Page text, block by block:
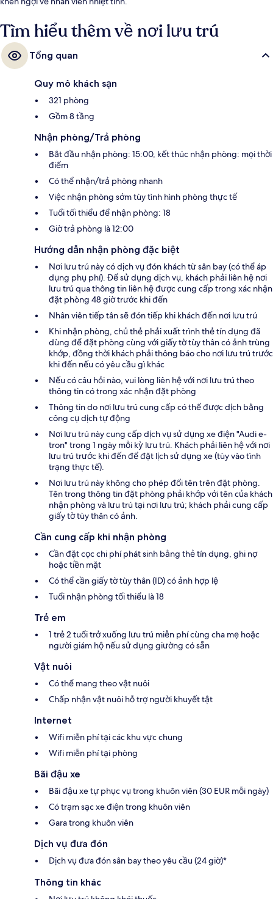
Tìm hiểu thêm về nơi lưu trú
Tổng quan
Quy mô khách sạn
321 phòng
Gồm 8 tầng
Nhận phòng/Trả phòng
Bắt đầu nhận phòng: 15:00, kết thúc nhận phòng: mọi thời
điểm
Có thể nhận/trả phòng nhanh
Việc nhận phòng sớm tùy tình hình phòng thực tế
Tuổi tối thiểu để nhận phòng: 18
Giờ trả phòng là 12:00
Hướng dẫn nhận phòng đặc biệt
Nơi lưu trú này có dịch vụ đón khách từ sân bay (có thể áp
dụng phụ phí). Để sử dụng dịch vụ, khách phải liên hệ nơi
lưu trú qua thông tin liên hệ được cung cấp trong xác nhận
đặt phòng 48 giờ trước khi đến
Nhân viên tiếp tân sẽ đón tiếp khi khách đến nơi lưu trú
Khi nhận phòng, chủ thẻ phải xuất trình thẻ tín dụng đã
dùng để đặt phòng cùng với giấy tờ tùy thân có ảnh trùng
khớp, đồng thời khách phải thông báo cho nơi lưu trú trước
khi đến nếu có yêu cầu gì khác
Nếu có câu hỏi nào, vui lòng liên hệ với nơi lưu trú theo
thông tin có trong xác nhận đặt phòng
Thông tin do nơi lưu trú cung cấp có thể được dịch bằng
công cụ dịch tự động
Nơi lưu trú này cung cấp dịch vụ sử dụng xe điện "Audi e-
tron" trong 1 ngày mỗi kỳ lưu trú. Khách phải liên hệ với nơi
lưu trú trước khi đến để đặt lịch sử dụng xe (tùy vào tình
trạng thực tế).
Nơi lưu trú này không cho phép đổi tên trên đặt phòng.
Tên trong thông tin đặt phòng phải khớp với tên của khách
nhận phòng và lưu trú tại nơi lưu trú; khách phải cung cấp
giấy tờ tùy thân có ảnh.
Cần cung cấp khi nhận phòng
Cần đặt cọc chi phí phát sinh bằng thẻ tín dụng, ghi nợ
hoặc tiền mặt
Có thể cần giấy tờ tùy thân (ID) có ảnh hợp lệ
Tuổi nhận phòng tối thiểu là 18
Trẻ em
1 trẻ 2 tuổi trở xuống lưu trú miễn phí cùng cha mẹ hoặc
người giám hộ nếu sử dụng giường có sẵn
Vật nuôi
Có thể mang theo vật nuôi
Chấp nhận vật nuôi hỗ trợ người khuyết tật
Internet
Wifi miễn phí tại các khu vực chung
Wifi miễn phí tại phòng
Bãi đậu xe
Bãi đậu xe tự phục vụ trong khuôn viên (30 EUR mỗi ngày)
Có trạm sạc xe điện trong khuôn viên
Gara trong khuôn viên
Dịch vụ đưa đón
Dịch vụ đưa đón sân bay theo yêu cầu (24 giờ)*
Thông tin khác